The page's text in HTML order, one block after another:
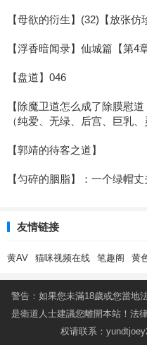
【母欲的衍生】(32)【放张仿
【浮香暗闻录】仙城篇【第4章
【盘道】046
【除魔卫道怎么成了除膜慰
（纯爱、无绿、后宫、巨乳、
【郭靖的待客之道】
【匀碎的胭脂】：一个绿帽
友情链接
黄AV 猫咪视频在线 笔趣阁 黄
警告：如果您未滿18歲或您當地
是衛道人士建議您離開本站！法
权请联系：